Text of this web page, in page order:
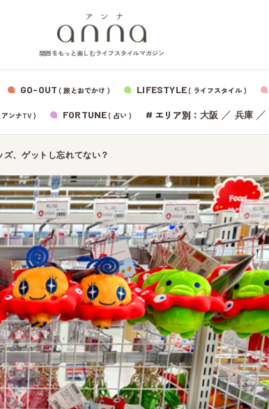
関西をもっと楽しむライフスタイルマガジン
GO-OUT ( 旅とおでかけ ) LIFESTYLE( ライフスタイル )
ンナTV ) FORTUNE( 占い ) # エリア別： 大阪 ／ 兵庫／
、ゲットし忘れてない？